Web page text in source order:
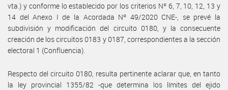
vta.) y conforme lo establecido por los criterios Nº 6, 7, 10, 12, 13 y
14 del Anexo I de la Acordada Nº 49/2020 CNE-, se prevé la
subdivisión y modificación del circuito 0180, y la consecuente
creación de los circuitos 0183 y 0187, correspondientes a la sección
electoral 1 (Confluencia).
Respecto del circuito 0180, resulta pertinente aclarar que, en tanto
la ley provincial 1355/82 -que determina los límites del ejido